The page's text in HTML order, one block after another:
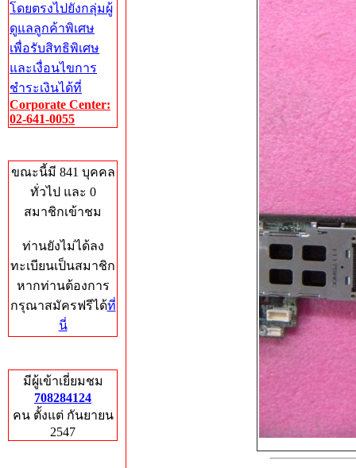
โดยตรงไปยังกลุ่มผู้
ดูแลลูกค้าพิเศษ
เพื่อรับสิทธิพิเศษ
และเงื่อนไขการ
ชำระเงินได้ที่
Corporate Center:
02-641-0055
ขณะนี้มี 841 บุคคล
ทั่วไป และ 0
สมาชิกเข้าชม
ท่านยังไม่ได้ลง
ทะเบียนเป็นสมาชิก
หากท่านต้องการ
กรุณาสมัครฟรีได้ที่
นี่
มีผู้เข้าเยี่ยมชม
708284124
คน ตั้งแต่ กันยายน
2547